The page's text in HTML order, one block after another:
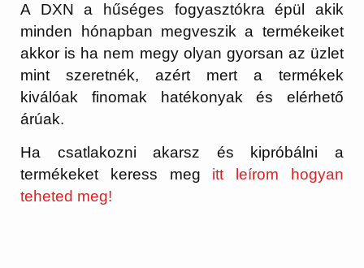
A DXN a hűséges fogyasztókra épül akik
minden hónapban megveszik a termékeiket
akkor is ha nem megy olyan gyorsan az üzlet
mint szeretnék, azért mert a termékek
kiválóak finomak hatékonyak és elérhető
árúak.
Ha csatlakozni akarsz és kipróbálni a
termékeket keress meg itt leírom hogyan
teheted meg!